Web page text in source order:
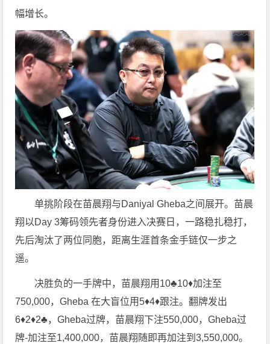
幅增长。
单挑阶段在苗晨翔与Daniyal Gheba之间展开。苗晨
翔以Day 3筹码领先者身份进入决赛日，一路稳扎稳打，
先后淘汰了两位同胞，距离生涯首条金手链仅一步之
遥。
决胜负的一手牌中，苗晨翔用10♣10♦加注至
750,000，Gheba 在大盲位用5♦4♦跟注。翻牌发出
6♦2♦2♣，Gheba过牌，苗晨翔下注550,000，Gheba过
牌-加注至1,400,000，苗晨翔随即再加注到3,550,000。